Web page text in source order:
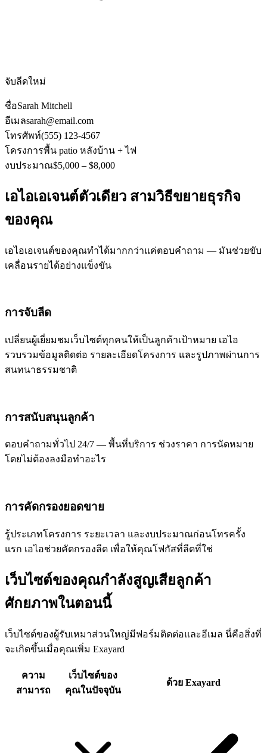
จับลีดใหม่
ชื่อSarah Mitchell
อีเมลsarah@email.com
โทรศัพท์(555) 123-4567
โครงการพื้น patio หลังบ้าน + ไฟ
งบประมาณ$5,000 – $8,000
เอไอเอเจนต์ตัวเดียว สามวิธีขยายธุรกิจ
ของคุณ
เอไอเอเจนต์ของคุณทำได้มากกว่าแค่ตอบคำถาม — มันช่วยขับ
เคลื่อนรายได้อย่างแข็งขัน
การจับลีด
เปลี่ยนผู้เยี่ยมชมเว็บไซต์ทุกคนให้เป็นลูกค้าเป้าหมาย เอไอ
รวบรวมข้อมูลติดต่อ รายละเอียดโครงการ และรูปภาพผ่านการ
สนทนาธรรมชาติ
การสนับสนุนลูกค้า
ตอบคำถามทั่วไป 24/7 — พื้นที่บริการ ช่วงราคา การนัดหมาย
โดยไม่ต้องลงมือทำอะไร
การคัดกรองยอดขาย
รู้ประเภทโครงการ ระยะเวลา และงบประมาณก่อนโทรครั้ง
แรก เอไอช่วยคัดกรองลีด เพื่อให้คุณโฟกัสที่ลีดที่ใช่
เว็บไซต์ของคุณกำลังสูญเสียลูกค้า
ศักยภาพในตอนนี้
เว็บไซต์ของผู้รับเหมาส่วนใหญ่มีฟอร์มติดต่อและอีเมล นี่คือสิ่งที่
จะเกิดขึ้นเมื่อคุณเพิ่ม Exayard
ความ
สามารถ
เว็บไซต์ของ
คุณในปัจจุบัน
ด้วย Exayard